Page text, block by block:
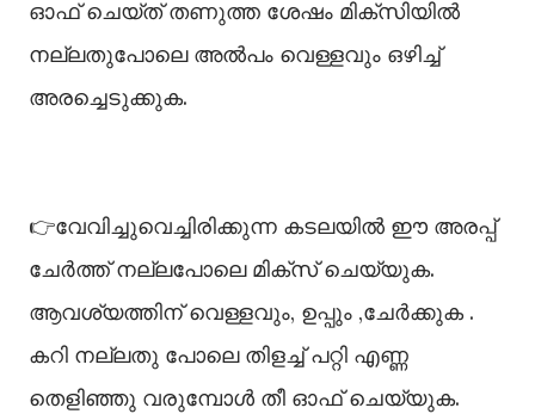
ഓഫ് ചെയ്ത് തണുത്ത ശേഷം മിക്സിയിൽ
നല്ലതുപോലെ അൽപം വെള്ളവും ഒഴിച്ച്
അരച്ചെടുക്കുക.
👉വേവിച്ചുവെച്ചിരിക്കുന്ന കടലയിൽ ഈ അരപ്പ്
ചേർത്ത് നല്ലപോലെ മിക്സ് ചെയ്യുക.
ആവശ്യത്തിന് വെള്ളവും, ഉപ്പും ,ചേർക്കുക .
കറി നല്ലതു പോലെ തിളച്ച് പറ്റി എണ്ണ
തെളിഞ്ഞു വരുമ്പോൾ തീ ഓഫ് ചെയ്യുക.